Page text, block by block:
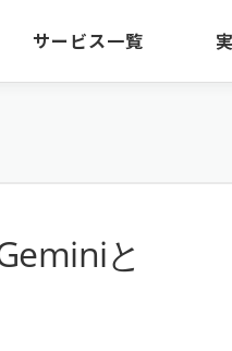
サービス一覧
と